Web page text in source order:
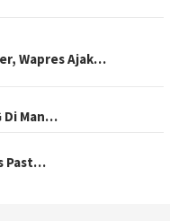
Wapres Ajak…
Di Man…
Past…